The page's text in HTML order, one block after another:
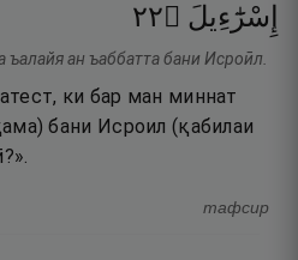
إِسْرَٰٓءِيلَ ۝٢٢
ъалайя ан ъаббатта бани Исроӣл.
ки бар ман миннат
бани Исроил (қабилаи
тафсир